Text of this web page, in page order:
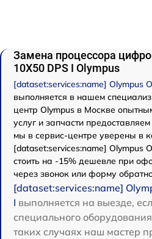
Замена процессора
10X50 DPS I Olympus
[dataset:services:name] Olympus
выполняется в нашем
центр Olympus в Москве
услуг и запчасти
мы в сервис-центре уверены в
[dataset:services:name] Olympus
стоить на -15% дешевле при
через звонок или форму
[dataset:services:name]
I выполняется на выезде,
специального
таких случаях наш мастер